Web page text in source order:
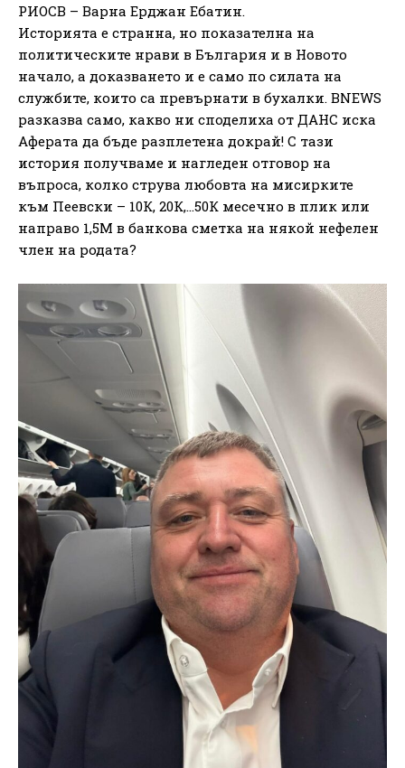
РИОСВ – Варна Ерджан Ебатин.
Историята е странна, но показателна на
политическите нрави в България и в Новото
начало, а доказването и е само по силата на
службите, които са превърнати в бухалки. BNEWS
разказва само, какво ни споделиха от ДАНС иска
Аферата да бъде разплетена докрай! С тази
история получваме и нагледен отговор на
въпроса, колко струва любовта на мисирките
към Пеевски – 10К, 20К,…50К месечно в плик или
направо 1,5М в банкова сметка на някой нефелен
член на родата?